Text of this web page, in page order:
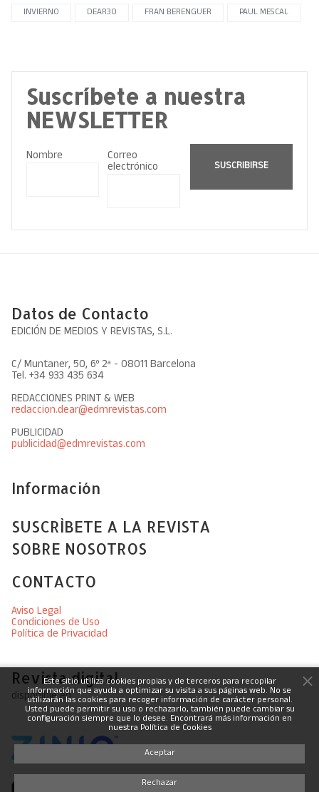
INVIERNO DEAR30 FRAN BERENGUER PAUL MESCAL
Suscríbete a nuestra
NEWSLETTER
Nombre Correo
electrónico SUSCRIBIRSE
Datos de Contacto
EDICIÓN DE MEDIOS Y REVISTAS, S.L.
C/ Muntaner, 50, 6º 2ª - 08011 Barcelona
Tel. +34 933 435 634
REDACCIONES PRINT & WEB
redaccion.dear@edmrevistas.com
PUBLICIDAD
publicidad@edmrevistas.com
Información
SUSCRÌBETE A LA REVISTA
SOBRE NOSOTROS
CONTACTO
Aviso Legal
Condiciones de Uso
Política de Privacidad
Revista digital
disponible en
Este sitio utiliza cookies propias y de terceros para recopilar
información que ayuda a optimizar su visita a sus páginas web. No se
utilizarán las cookies para recoger información de carácter personal.
Usted puede permitir su uso o rechazarlo, también puede cambiar su
configuración siempre que lo desee. Encontrará más información en
nuestra Política de Cookies
Aceptar
Rechazar